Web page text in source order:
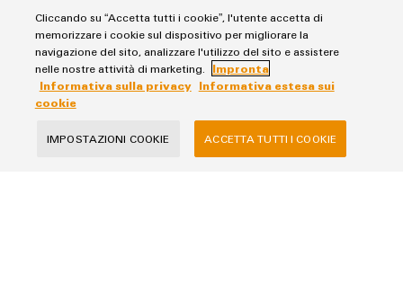
Informativa sulla privacy
Impronta
Informativa estesa sui cookie
Weidmüller Italia
via Albert Einstein 4
Cliccando su “Accetta tutti i cookie”, l'utente accetta di
memorizzare i cookie sul dispositivo per migliorare la
navigazione del sito, analizzare l'utilizzo del sito e assistere
nelle nostre attività di marketing.
Impronta
Informativa sulla privacy Informativa estesa sui
cookie
IMPOSTAZIONI COOKIE ACCETTA TUTTI I COOKIE